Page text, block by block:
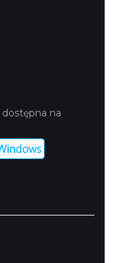
dostępna na